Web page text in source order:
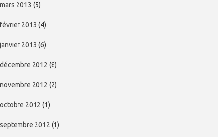
mars 2013 (5)
février 2013 (4)
janvier 2013 (6)
décembre 2012 (8)
novembre 2012 (2)
octobre 2012 (1)
septembre 2012 (1)